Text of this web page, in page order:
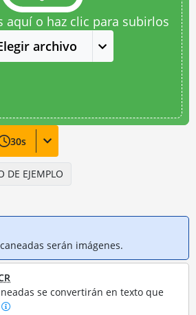
aquí o haz clic para subirlos
archivo
30s
DE EJEMPLO
serán imágenes.
se convertirán en texto que